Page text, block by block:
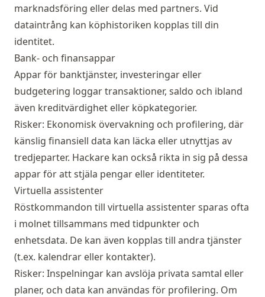
marknadsföring eller delas med partners. Vid
dataintrång kan köphistoriken kopplas till din
identitet.
Bank- och finansappar
Appar för banktjänster, investeringar eller
budgetering loggar transaktioner, saldo och ibland
även kreditvärdighet eller köpkategorier.
Risker: Ekonomisk övervakning och profilering, där
känslig finansiell data kan läcka eller utnyttjas av
tredjeparter. Hackare kan också rikta in sig på dessa
appar för att stjäla pengar eller identiteter.
Virtuella assistenter
Röstkommandon till virtuella assistenter sparas ofta
i molnet tillsammans med tidpunkter och
enhetsdata. De kan även kopplas till andra tjänster
(t.ex. kalendrar eller kontakter).
Risker: Inspelningar kan avslöja privata samtal eller
planer, och data kan användas för profilering. Om